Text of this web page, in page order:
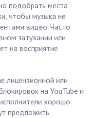
подобрать места
чтобы музыка не
видео. Часто
затухании или
на восприятие
лицензионной или
на YouTube и
хорошо
предложить